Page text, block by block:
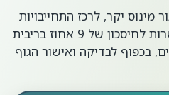
יקר, לרכז התחייבויות
ולהחזיר אוויר לחשבון. אפשרות לחיסכון של 9 אחוז בריבית
100 תשלומים, בכפוף לבדיקה ואישור הגוף